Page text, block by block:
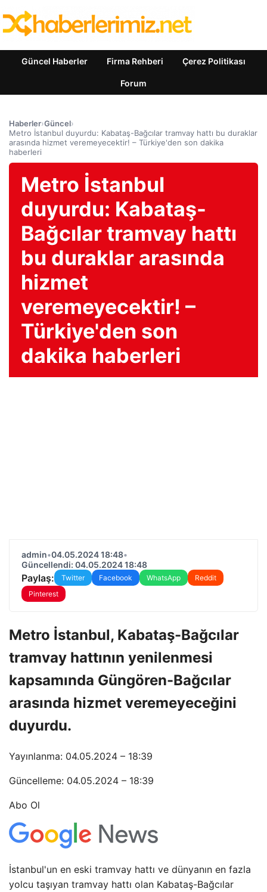
Güncel Haberler Firma Rehberi Çerez Politikası
Forum
Haberler›Güncel›
Metro İstanbul duyurdu: Kabataş-Bağcılar tramvay hattı bu duraklar
arasında hizmet veremeyecektir! – Türkiye'den son dakika
haberleri
Metro İstanbul
duyurdu: Kabataş-
Bağcılar tramvay hattı
bu duraklar arasında
hizmet
veremeyecektir! –
Türkiye'den son
dakika haberleri
admin•04.05.2024 18:48•
Güncellendi: 04.05.2024 18:48
Paylaş: Twitter Facebook WhatsApp
Reddit
Pinterest
Metro İstanbul, Kabataş-Bağcılar
tramvay hattının yenilenmesi
kapsamında Güngören-Bağcılar
arasında hizmet veremeyeceğini
duyurdu.
Yayınlanma: 04.05.2024 – 18:39
Güncelleme: 04.05.2024 – 18:39
Abo Ol
İstanbul'un en eski tramvay hattı ve dünyanın en fazla
yolcu taşıyan tramvay hattı olan Kabataş-Bağcılar